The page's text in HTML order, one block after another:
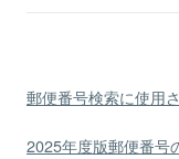
郵便番号検索に使用
2025年度版郵便番号